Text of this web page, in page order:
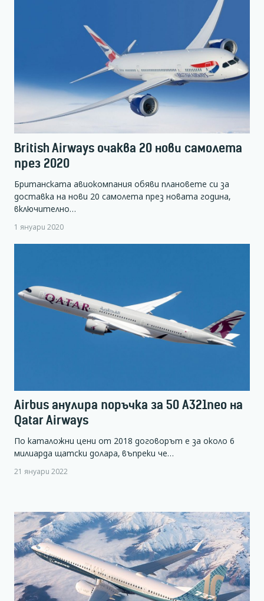
British Airways очаква 20 нови самолета
през 2020
Британската авиокомпания обяви плановете си за
доставка на нови 20 самолета през новата година,
включително…
1 януари 2020
Airbus анулира поръчка за 50 A321neo на
Qatar Airways
По каталожни цени от 2018 договорът е за около 6
милиарда щатски долара, въпреки че…
21 януари 2022